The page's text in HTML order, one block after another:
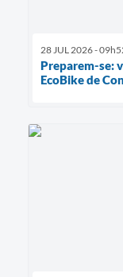
28 JUL 2026 -
Preparem-se:
EcoBike de